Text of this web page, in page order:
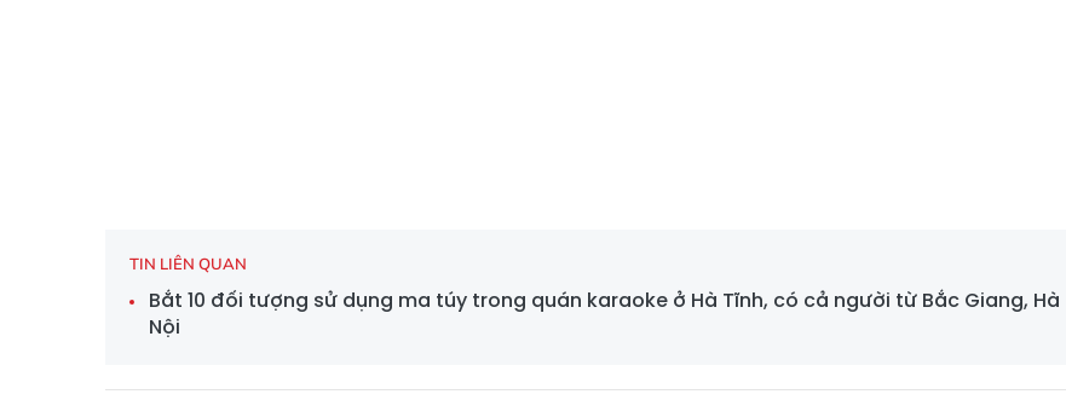
TIN LIÊN QUAN
Bắt 10 đối tượng sử dụng ma túy trong quán karaoke ở Hà Tĩnh, có cả người từ Bắc Giang, Hà
Nội